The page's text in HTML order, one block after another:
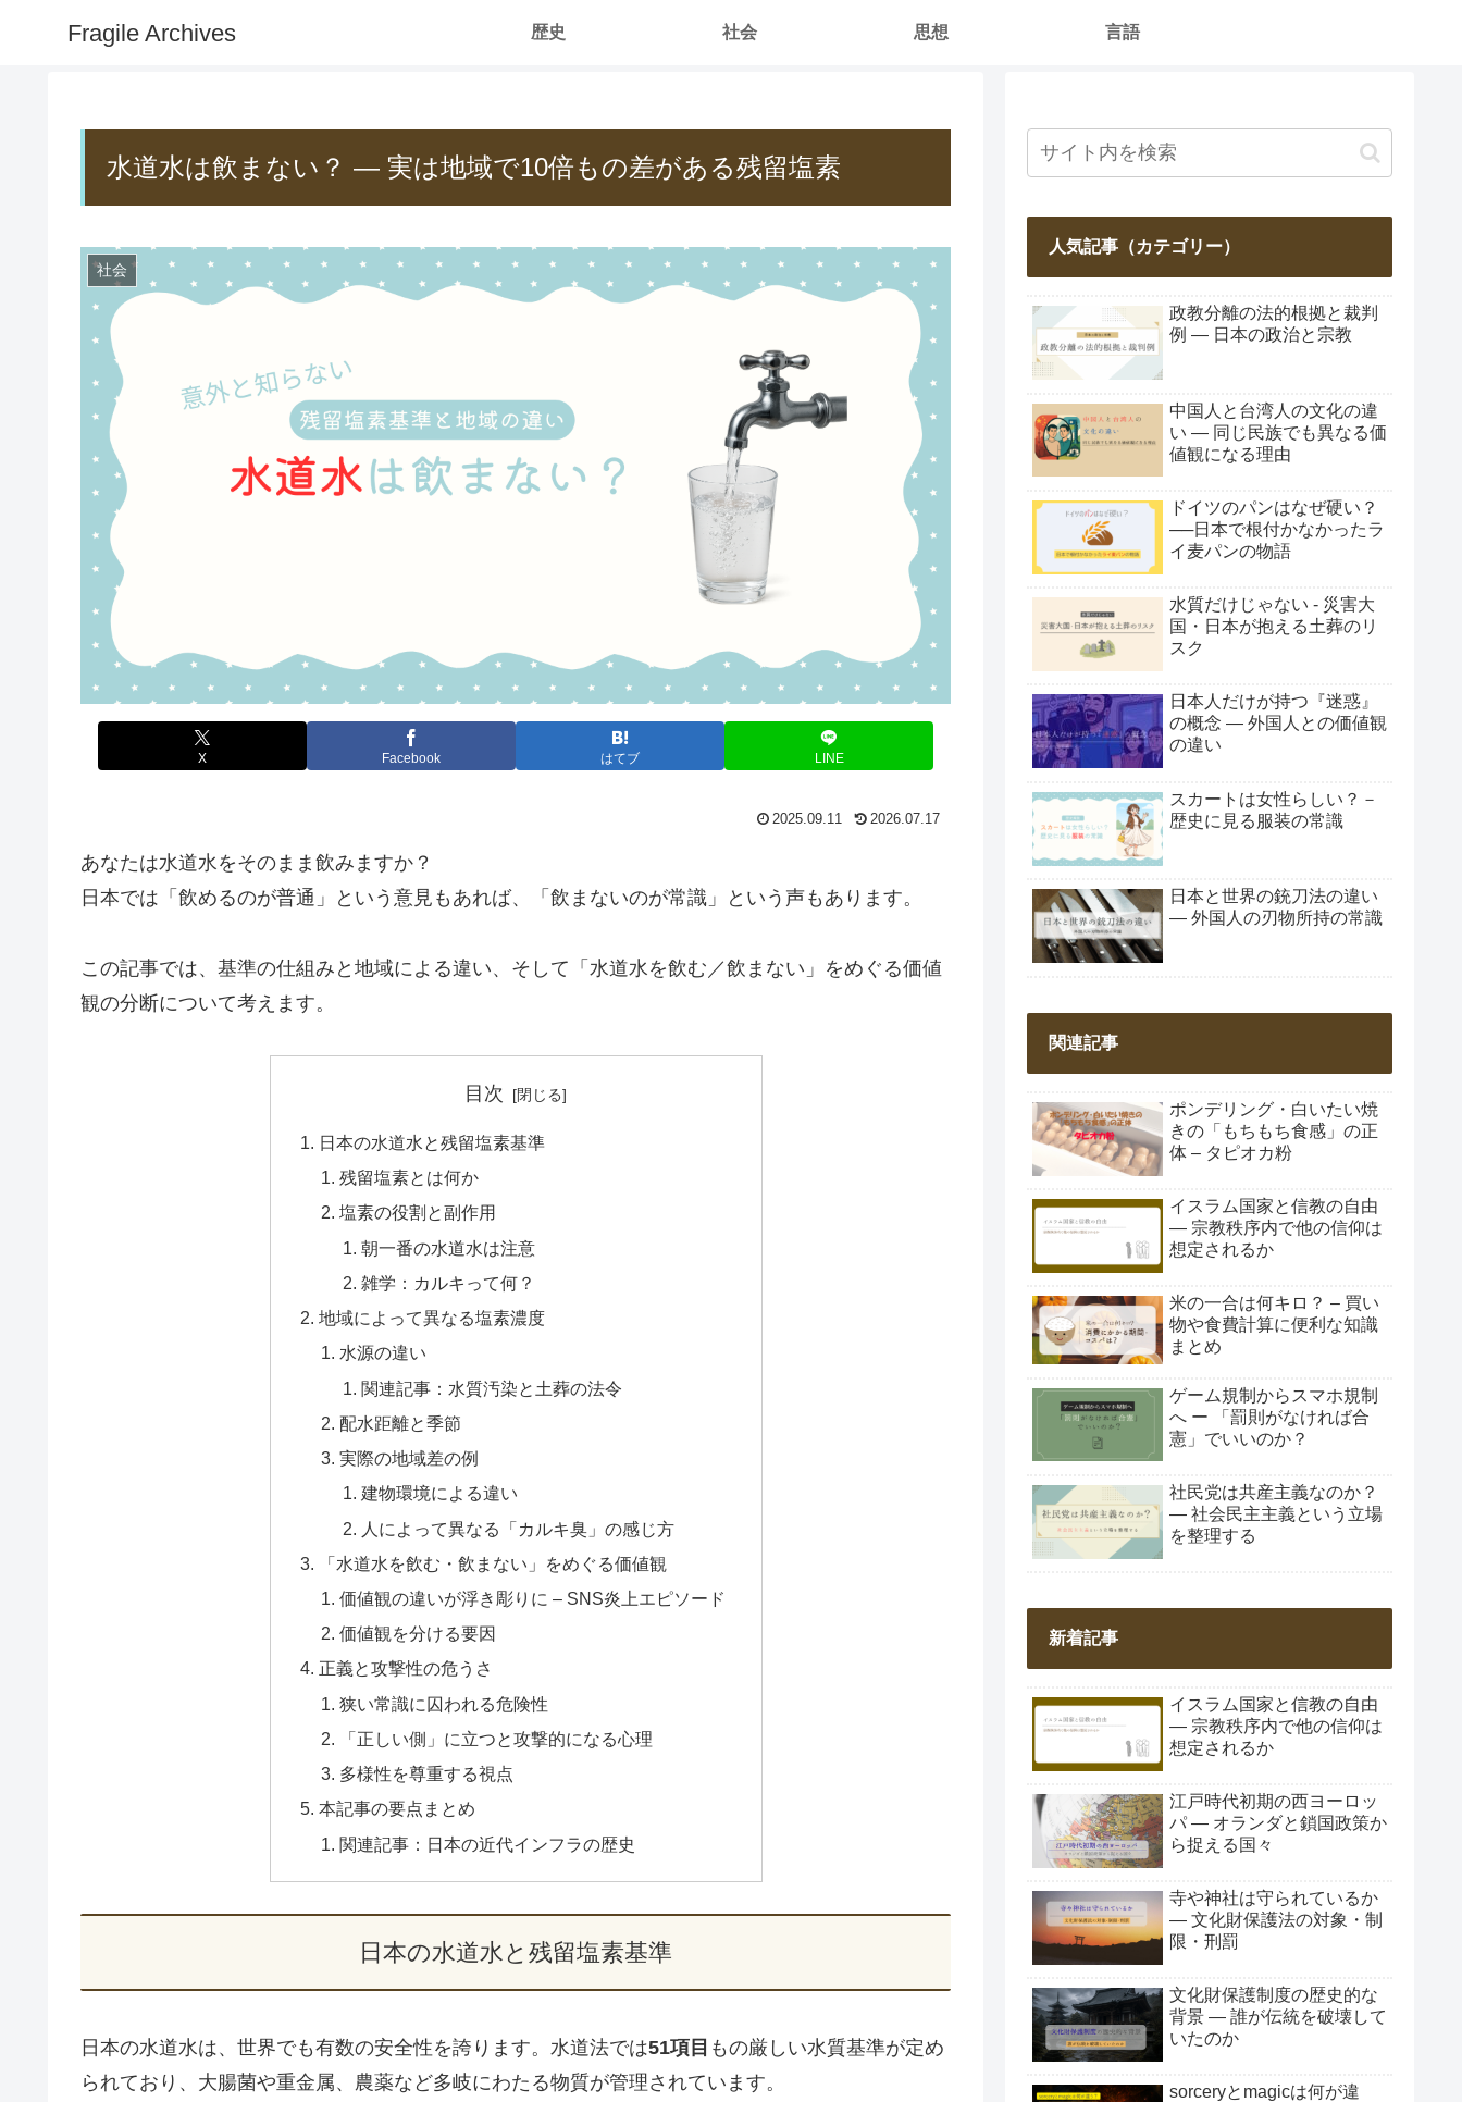
Fragile Archives 歴史 社会 思想 言語
水道水は飲まない？ ― 実は地域で10倍もの差がある残留塩素
社会
X Facebook はてブ LINE
2025.09.11 2026.07.17
あなたは水道水をそのまま飲みますか？
日本では「飲めるのが普通」という意見もあれば、「飲まないのが常識」という声もあります。
この記事では、基準の仕組みと地域による違い、そして「水道水を飲む／飲まない」をめぐる価値
観の分断について考えます。
目次
日本の水道水と残留塩素基準
残留塩素とは何か
塩素の役割と副作用
朝一番の水道水は注意
雑学：カルキって何？
地域によって異なる塩素濃度
水源の違い
関連記事：水質汚染と土葬の法令
配水距離と季節
実際の地域差の例
建物環境による違い
人によって異なる「カルキ臭」の感じ方
「水道水を飲む・飲まない」をめぐる価値観
価値観の違いが浮き彫りに – SNS炎上エピソード
価値観を分ける要因
正義と攻撃性の危うさ
狭い常識に囚われる危険性
「正しい側」に立つと攻撃的になる心理
多様性を尊重する視点
本記事の要点まとめ
関連記事：日本の近代インフラの歴史
日本の水道水と残留塩素基準
日本の水道水は、世界でも有数の安全性を誇ります。水道法では51項目 もの厳しい水質基準が定め
られており、大腸菌や重金属、農薬など多岐にわたる物質が管理されています。
人気記事（カテゴリー）
政教分離の法的根拠と裁判
例 ― 日本の政治と宗教
中国人と台湾人の文化の違
い ― 同じ民族でも異なる価
値観になる理由
ドイツのパンはなぜ硬い？
──日本で根付かなかったラ
イ麦パンの物語
水質だけじゃない - 災害大
国・日本が抱える土葬のリ
スク
日本人だけが持つ『迷惑』
の概念 ― 外国人との価値観
の違い
スカートは女性らしい？－
歴史に見る服装の常識
日本と世界の銃刀法の違い
― 外国人の刃物所持の常識
関連記事
ポンデリング・白いたい焼
きの「もちもち食感」の正
体 – タピオカ粉
イスラム国家と信教の自由
― 宗教秩序内で他の信仰は
想定されるか
米の一合は何キロ？ – 買い
物や食費計算に便利な知識
まとめ
ゲーム規制からスマホ規制
へ ー 「罰則がなければ合
憲」でいいのか？
社民党は共産主義なのか？
― 社会民主主義という立場
を整理する
新着記事
イスラム国家と信教の自由
― 宗教秩序内で他の信仰は
想定されるか
江戸時代初期の西ヨーロッ
パ ― オランダと鎖国政策か
ら捉える国々
寺や神社は守られているか
― 文化財保護法の対象・制
限・刑罰
文化財保護制度の歴史的な
背景 ― 誰が伝統を破壊して
いたのか
sorceryとmagicは何が違